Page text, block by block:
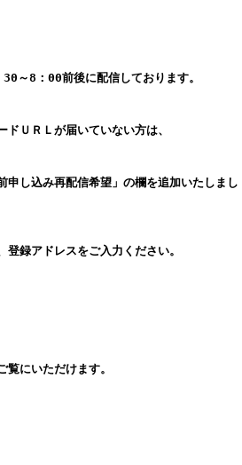
～8：00前後に配信しております。
ＵＲＬが届いていない方は、
申し込み再配信希望」の欄を追加いたしまし
録アドレスをご入力ください。
覧にいただけます。